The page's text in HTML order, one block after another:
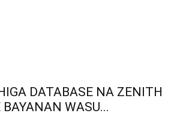
DATABASE NA ZENITH
WASU...